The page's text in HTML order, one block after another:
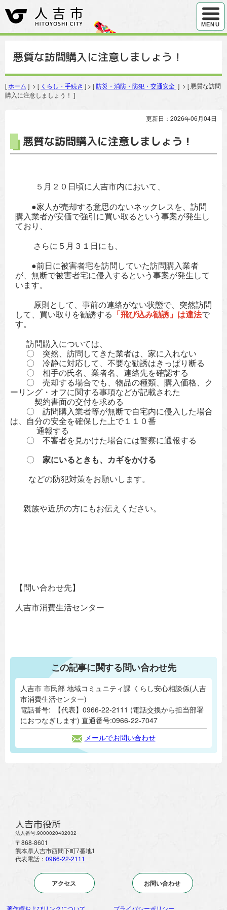
ハンバ
MENU
悪質な訪問購入に注意しましょう！
[ ホーム ] > [ くらし・手続き ] > [防災・消防・防犯・交通安全 ] > [ 悪質な訪問
購入に注意しましょう！ ]
更新日：2026年06月04日
悪質な訪問購入に注意しましょう！
５月２０日頃に人吉市内において、
●家人が売却する意思のないネックレスを、訪問
購入業者が安価で強引に買い取るという事案が発生し
ており、
さらに５月３１日にも、
●前日に被害者宅を訪問していた訪問購入業者
が、無断で被害者宅に侵入するという事案が発生して
います。
原則として、事前の連絡がない状態で、突然訪問
して、買い取りを勧誘する 「飛び込み勧誘」は違法で
す。
訪問購入については、
〇 突然、訪問してきた業者は、家に入れない
〇 冷静に対応して、不要な勧誘はきっぱり断る
〇 相手の氏名、業者名、連絡先を確認する
〇 売却する場合でも、物品の種類、購入価格、ク
ーリング・オフに関する事項などが記載された
契約書面の交付を求める
〇 訪問購入業者等が無断で自宅内に侵入した場合
は、自分の安全を確保した上で１１０番
通報する
〇 不審者を見かけた場合には警察に通報する
〇 家にいるときも、カギをかける
などの防犯対策をお願いします。
親族や近所の方にもお伝えください。
【問い合わせ先】
人吉市消費生活センター
この記事に関する問い合わせ先
人吉市 市民部 地域コミュニティ課 くらし安心相談係(人吉
市消費生活センター)
電話番号:
【代表】0966-22-2111 (電話交換から担当部署
におつなぎします) 直通番号:0966-22-7047
メールでお問い合わせ
人吉市役所
法人番号:9000020432032
〒868-8601
熊本県人吉市西間下町7番地1
代表電話： 0966-22-2111
アクセス お問い合わせ
著作権およびリンクについて プライバシーポリシー